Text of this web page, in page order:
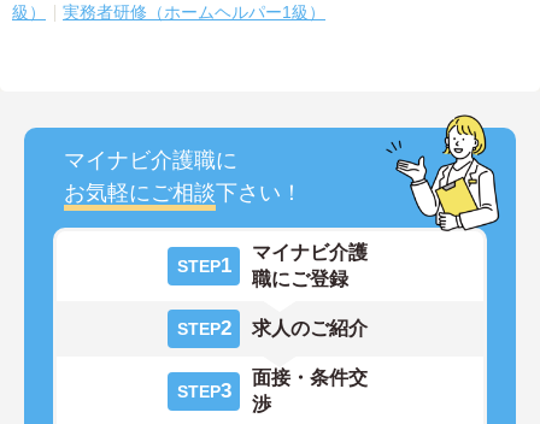
級）
実務者研修（ホームヘルパー1級）
マイナビ介護職に
お気軽にご相談下さい！
STEP1
マイナビ介護
職にご登録
STEP2 求人のご紹介
STEP3
面接・条件交
渉